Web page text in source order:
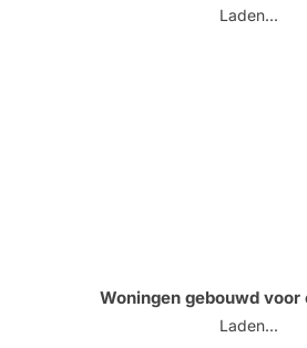
Laden...
Woningen gebouwd voor
Laden...